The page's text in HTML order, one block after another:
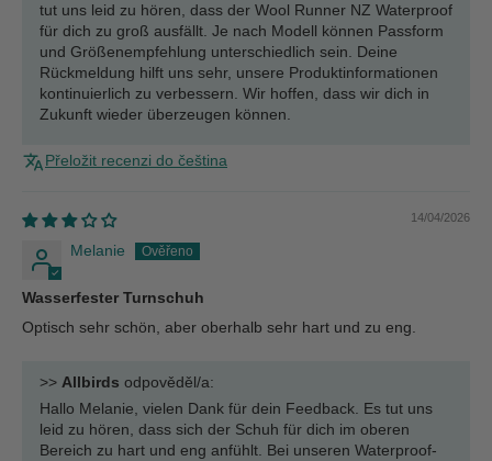
tut uns leid zu hören, dass der Wool Runner NZ Waterproof
für dich zu groß ausfällt. Je nach Modell können Passform
und Größenempfehlung unterschiedlich sein. Deine
Rückmeldung hilft uns sehr, unsere Produktinformationen
kontinuierlich zu verbessern. Wir hoffen, dass wir dich in
Zukunft wieder überzeugen können.
Přeložit recenzi do čeština
14/04/2026
Melanie
Wasserfester Turnschuh
Optisch sehr schön, aber oberhalb sehr hart und zu eng.
>> Allbirds odpověděl/a:
Hallo Melanie, vielen Dank für dein Feedback. Es tut uns
leid zu hören, dass sich der Schuh für dich im oberen
Bereich zu hart und eng anfühlt. Bei unseren Waterproof-